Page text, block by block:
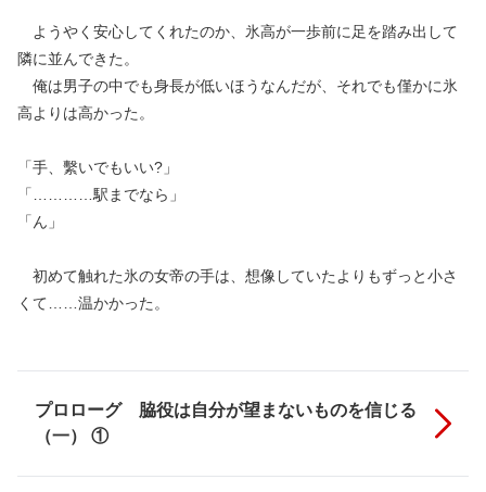
ようやく安心してくれたのか、氷高が一歩前に足を踏み出して
隣に並んできた。
俺は男子の中でも身長が低いほうなんだが、それでも僅かに氷
高よりは高かった。
「手、繫いでもいい?」
「…………駅までなら」
「ん」
初めて触れた氷の女帝の手は、想像していたよりもずっと小さ
くて……温かかった。
プロローグ 脇役は自分が望まないものを信じる
（一） ①